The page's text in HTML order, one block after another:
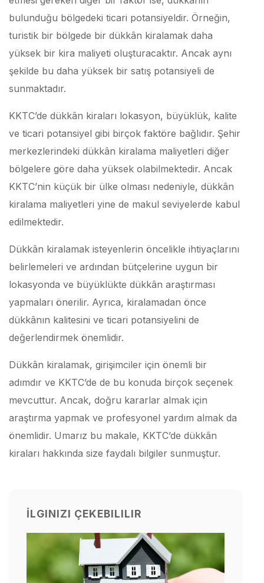
bulunduğu bölgedeki ticari potansiyeldir. Örneğin,
turistik bir bölgede bir dükkân kiralamak daha
yüksek bir kira maliyeti oluşturacaktır. Ancak aynı
şekilde bu daha yüksek bir satış potansiyeli de
sunmaktadır.
KKTC’de dükkân kiraları lokasyon, büyüklük, kalite
ve ticari potansiyel gibi birçok faktöre bağlıdır. Şehir
merkezlerindeki dükkân kiralama maliyetleri diğer
bölgelere göre daha yüksek olabilmektedir. Ancak
KKTC’nin küçük bir ülke olması nedeniyle, dükkân
kiralama maliyetleri yine de makul seviyelerde kabul
edilmektedir.
Dükkân kiralamak isteyenlerin öncelikle ihtiyaçlarını
belirlemeleri ve ardından bütçelerine uygun bir
lokasyonda ve büyüklükte dükkân araştırması
yapmaları önerilir. Ayrıca, kiralamadan önce
dükkânın kalitesini ve ticari potansiyelini de
değerlendirmek önemlidir.
Dükkân kiralamak, girişimciler için önemli bir
adımdır ve KKTC’de de bu konuda birçok seçenek
mevcuttur. Ancak, doğru kararlar almak için
araştırma yapmak ve profesyonel yardım almak da
önemlidir. Umarız bu makale, KKTC’de dükkân
kiraları hakkında size faydalı bilgiler sunmuştur.
İLGINIZI ÇEKEBILILIR